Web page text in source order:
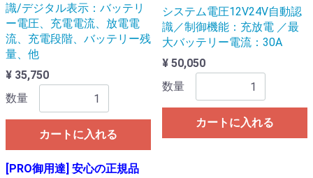
識/デジタル表示：バッテリ
ー電圧、充電電流、放電電
流、充電段階、バッテリー残
量、他
¥ 35,750
数量
カートに入れる
システム電圧12V24V自動認
識／制御機能：充放電 ／最
大バッテリー電流：30A
¥ 50,050
数量
カートに入れる
[PRO御用達] 安心の正規品